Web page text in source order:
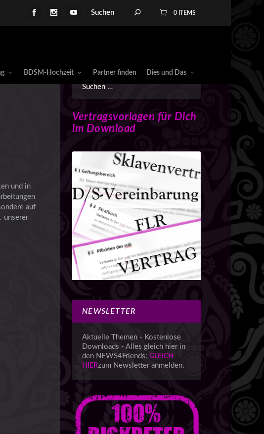
0 ITEMS
BDSM-Hochzeit Partner finden Dies und Das
und in
auf
unserer
Vertragsvorlagen für Dich
im Download
NEWSLETTER
Aktuelle Themen - Kostenlose
Downloads - Alles gleich hier in
den NEWS4Friends:GLEICH
HIERzum Newsletter anmelden.